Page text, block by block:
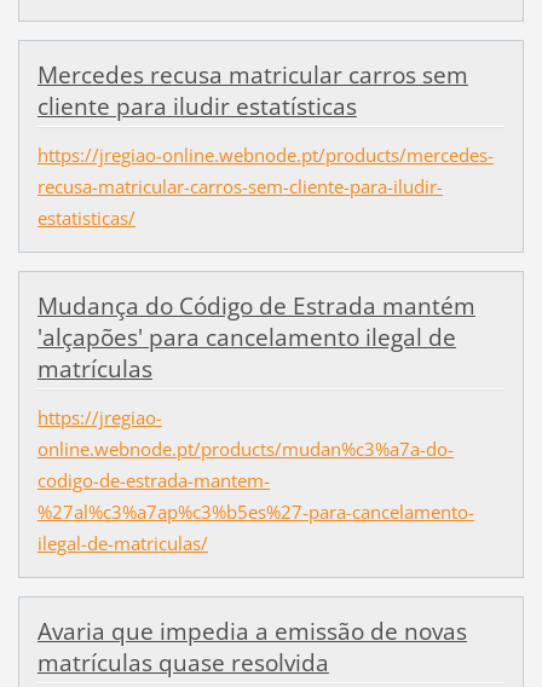
Mercedes recusa matricular carros sem
cliente para iludir estatísticas
https://jregiao-online.webnode.pt/products/mercedes-
recusa-matricular-carros-sem-cliente-para-iludir-
estatisticas/
Mudança do Código de Estrada mantém
'alçapões' para cancelamento ilegal de
matrículas
https://jregiao-
online.webnode.pt/products/mudan%c3%a7a-do-
codigo-de-estrada-mantem-
%27al%c3%a7ap%c3%b5es%27-para-cancelamento-
ilegal-de-matriculas/
Avaria que impedia a emissão de novas
matrículas quase resolvida